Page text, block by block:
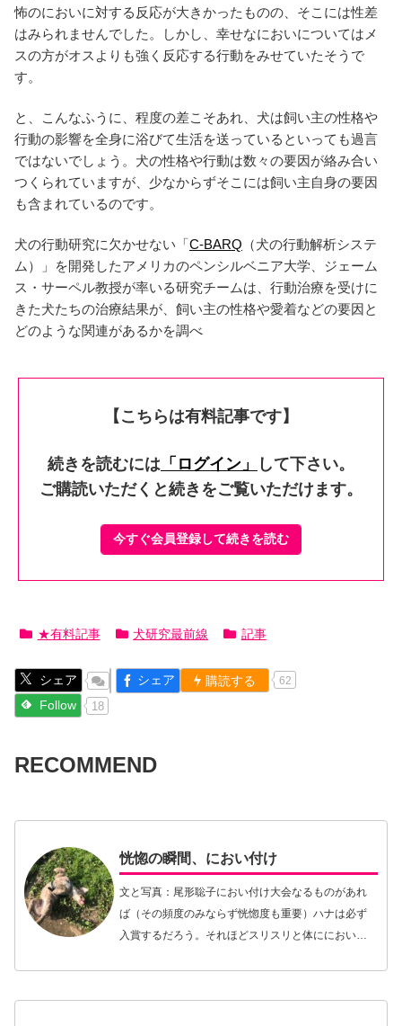
怖のにおいに対する反応が大きかったものの、そこには性差
はみられませんでした。しかし、幸せなにおいについてはメ
スの方がオスよりも強く反応する行動をみせていたそうで
す。
と、こんなふうに、程度の差こそあれ、犬は飼い主の性格や
行動の影響を全身に浴びて生活を送っているといっても過言
ではないでしょう。犬の性格や行動は数々の要因が絡み合い
つくられていますが、少なからずそこには飼い主自身の要因
も含まれているのです。
犬の行動研究に欠かせない「C-BARQ （犬の行動解析システ
ム）」を開発したアメリカのペンシルベニア大学、ジェーム
ス・サーペル教授が率いる研究チームは、行動治療を受けに
きた犬たちの治療結果が、飼い主の性格や愛着などの要因と
どのような関連があるかを調べ
【こちらは有料記事です】
続きを読むには 「ログイン」
して下さい。
ご購読いただくと続きをご覧いただけます。
今すぐ会員登録して続きを読む
★有料記事 犬研究最前線 記事
シェア シェア 購読する 62
Follow 18
RECOMMEND
恍惚の瞬間、におい付け
文と写真：尾形聡子におい付け大会なるものがあれ
ば（その頻度のみならず恍惚度も重要）ハナは必ず
入賞するだろう。それほどスリスリと体ににおい付
ても決して…【続きを読む】